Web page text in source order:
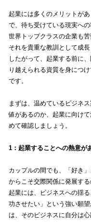
起業には多くのメリットが
で、待ち受けている現実への
世界トップクラスの企業も苦
それを貴重な教訓として成長
したがって、起業する前に
り越えられる資質を身につ
です。
まずは、温めているビジネ
値があるのか、起業に向け
めて確認しましょう。
1：起業することへの熱意が
カップルの間でも、「好き
からこそ交際関係に発展する
起業には、ビジネスへの揺
功させたい」という強い願
は、そのビジネスに自分は